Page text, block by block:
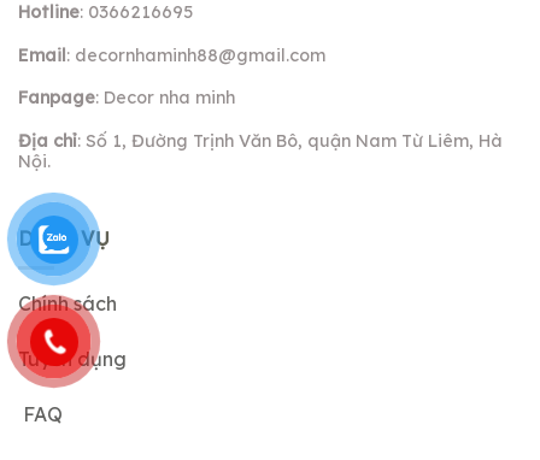
Hotline: 0366216695
Email: decornhaminh88@gmail.com
Fanpage: Decor nha minh
Địa chỉ: Số 1, Đường Trịnh Văn Bô, quận Nam Từ Liêm, Hà
Nội.
DỊCH VỤ
Chính sách
Tuyển dụng
FAQ